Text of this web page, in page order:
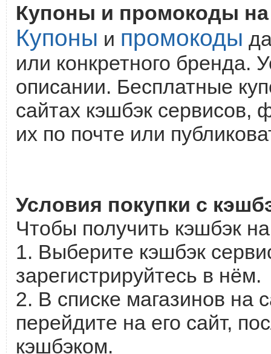
Купоны и промокоды на
Купоны и промокоды
или конкретного бренда.
описании. Бесплатные
сайтах кэшбэк сервисов,
их по почте или
Условия покупки с
Чтобы получить кэшбэк
1. Выберите кэшбэк
зарегистрируйтесь в нём.
2. В списке магазинов на
перейдите на его сайт,
кэшбэком.